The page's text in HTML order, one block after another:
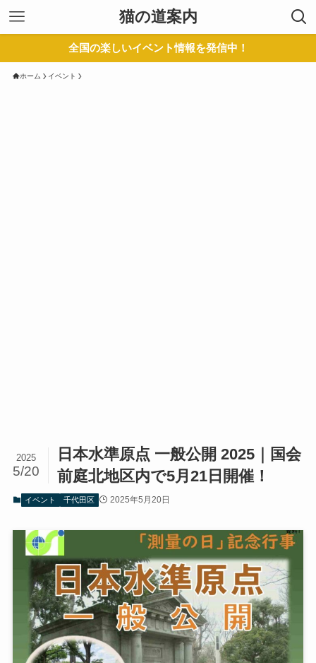
猫の道案内
全国の楽しいイベント情報を発信中！
ホーム イベント
日本水準原点 一般公開 2025｜国会
前庭北地区内で5月21日開催！
2025
5/20
イベント 千代田区 2025年5月20日